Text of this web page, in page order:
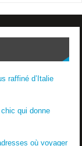
raffiné d’Italie
qui donne
où voyager